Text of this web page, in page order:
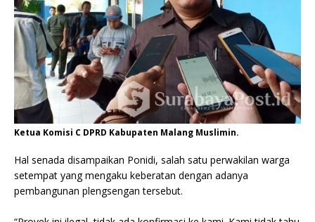
Ketua Komisi C DPRD Kabupaten Malang Muslimin.
Hal senada disampaikan Ponidi, salah satu perwakilan warga
setempat yang mengaku keberatan dengan adanya
pembangunan plengsengan tersebut.